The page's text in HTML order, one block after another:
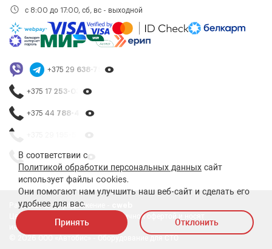
В соответствии с
Политикой обработки персональных данных сайт
использует файлы cookies.
Они помогают нам улучшить наш веб-сайт и сделать его
удобнее для вас.
Принять Отклонить
с 8:00 до 17:00, сб, вс - выходной
+375 29 638-79-23
+375 17 253-03-26
+375 44 788-40-13
+375 44 788-25-99
Разработка и продвижение -
Цены на сайте не являются публичной офертой и носят
информативный характер